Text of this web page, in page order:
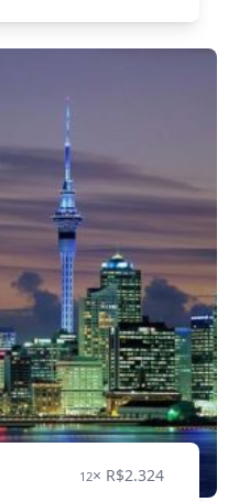
12× R$2.324